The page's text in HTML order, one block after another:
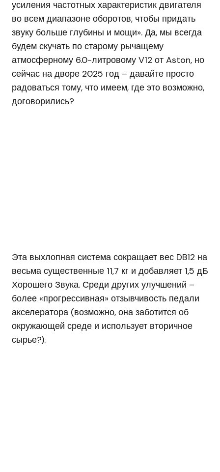
усиления частотных характеристик двигателя
во всем диапазоне оборотов, чтобы придать
звуку больше глубины и мощи». Да, мы всегда
будем скучать по старому рычащему
атмосферному 6.0-литровому V12 от Aston, но
сейчас на дворе 2025 год – давайте просто
радоваться тому, что имеем, где это возможно,
договорились?
Эта выхлопная система сокращает вес DB12 на
весьма существенные 11,7 кг и добавляет 1,5 дБ
Хорошего Звука. Среди других улучшений –
более «прогрессивная» отзывчивость педали
акселератора (возможно, она заботится об
окружающей среде и использует вторичное
сырье?).